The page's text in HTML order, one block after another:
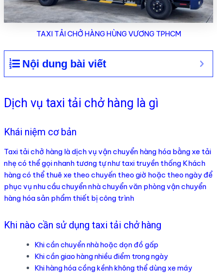
TAXI TẢI CHỞ HÀNG HÙNG VƯƠNG TPHCM
Nội dung bài viết
Dịch vụ taxi tải chở hàng là gì
Khái niệm cơ bản
Taxi tải chở hàng là dịch vụ vận chuyển hàng hóa bằng xe tải
nhẹ có thể gọi nhanh tương tự như taxi truyền thống Khách
hàng có thể thuê xe theo chuyến theo giờ hoặc theo ngày để
phục vụ nhu cầu chuyển nhà chuyển văn phòng vận chuyển
hàng hóa sản phẩm thiết bị công trình
Khi nào cần sử dụng taxi tải chở hàng
Khi cần chuyển nhà hoặc dọn đồ gấp
Khi cần giao hàng nhiều điểm trong ngày
Khi hàng hóa cồng kềnh không thể dùng xe máy